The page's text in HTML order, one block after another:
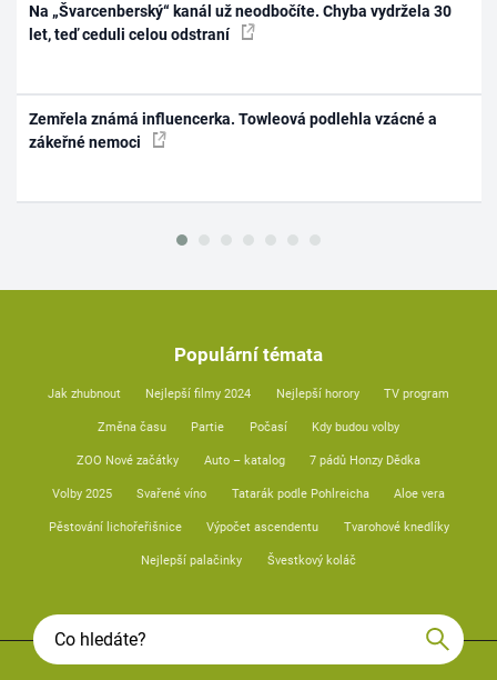
Na „Švarcenberský“ kanál už neodbočíte. Chyba vydržela 30
let, teď ceduli celou odstraní
Zemřela známá influencerka. Towleová podlehla vzácné a
zákeřné nemoci
Populární témata
Jak zhubnout Nejlepší filmy 2024 Nejlepší horory TV program
Změna času Partie Počasí Kdy budou volby
ZOO Nové začátky Auto – katalog 7 pádů Honzy Dědka
Volby 2025 Svařené víno Tatarák podle Pohlreicha Aloe vera
Pěstování lichořeřišnice Výpočet ascendentu Tvarohové knedlíky
Nejlepší palačinky Švestkový koláč